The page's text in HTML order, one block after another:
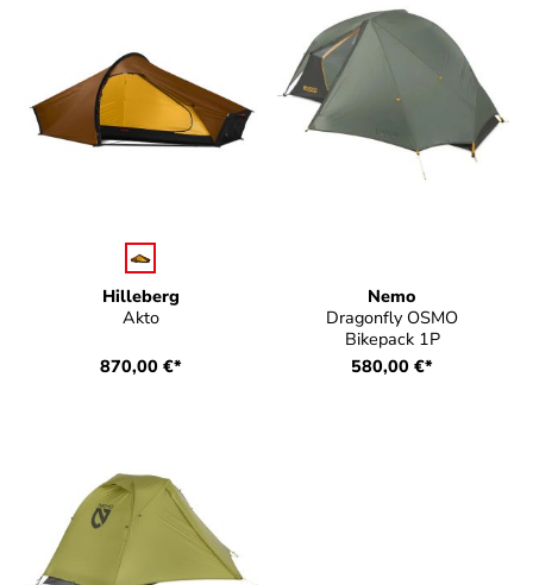
Hilleberg
Akto
Farbe
870,00 €*
Nemo
Dragonfly OSMO
Bikepack 1P
580,00 €*